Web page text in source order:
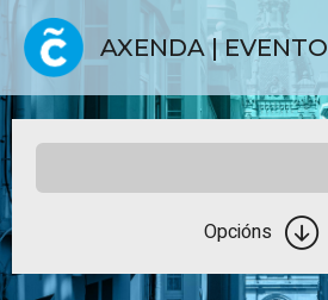
AXENDA | EVENTO
Opcións